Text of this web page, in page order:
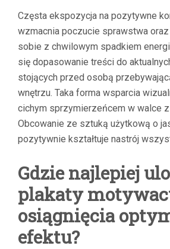
Częsta ekspozycja na pozytywne
wzmacnia poczucie sprawstwa oraz
sobie z chwilowym spadkiem
się dopasowanie treści do
stojących przed osobą
wnętrzu. Taka forma wsparcia
cichym sprzymierzeńcem w walce
Obcowanie ze sztuką użytkową o
pozytywnie kształtuje nastrój
Gdzie najlepiej
plakaty
osiągnięcia
efektu?